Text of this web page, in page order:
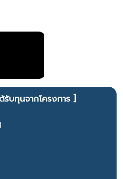
บทุนจากโครงการ ]